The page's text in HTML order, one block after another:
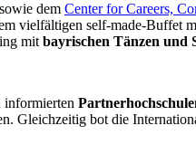
sowie dem Center for Careers,
vielfältigen self-made-Buffet
mitbayrischen Tänzen und
informierten
Gleichzeitig bot die